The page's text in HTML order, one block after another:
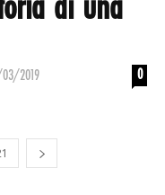
di una
2019 0